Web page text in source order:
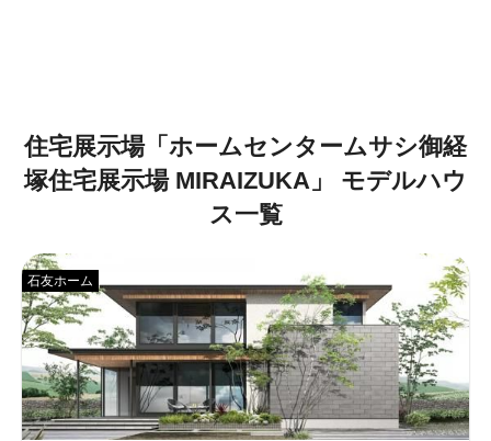
住宅展示場「 ホームセンタームサシ御経
塚住宅展示場 MIRAIZUKA 」
モデルハウ
ス一覧
石友ホーム